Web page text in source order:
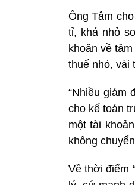
Ông Tâm
tỉ, khá nhỏ
khoăn về
thuế nhỏ, vài
“Nhiều giám
cho kế toán
một tài
không
Về thời điểm